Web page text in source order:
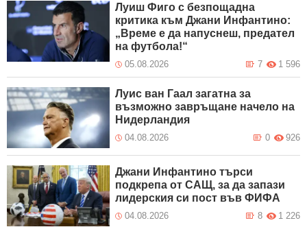
Луиш Фиго с безпощадна
критика към Джани Инфантино:
„Време е да напуснеш, предател
на футбола!“
05.08.2026 1 596
7
Луис ван Гаал загатна за
възможно завръщане начело на
Нидерландия
04.08.2026 926
0
Джани Инфантино търси
подкрепа от САЩ, за да запази
лидерския си пост във ФИФА
04.08.2026 1 226
8